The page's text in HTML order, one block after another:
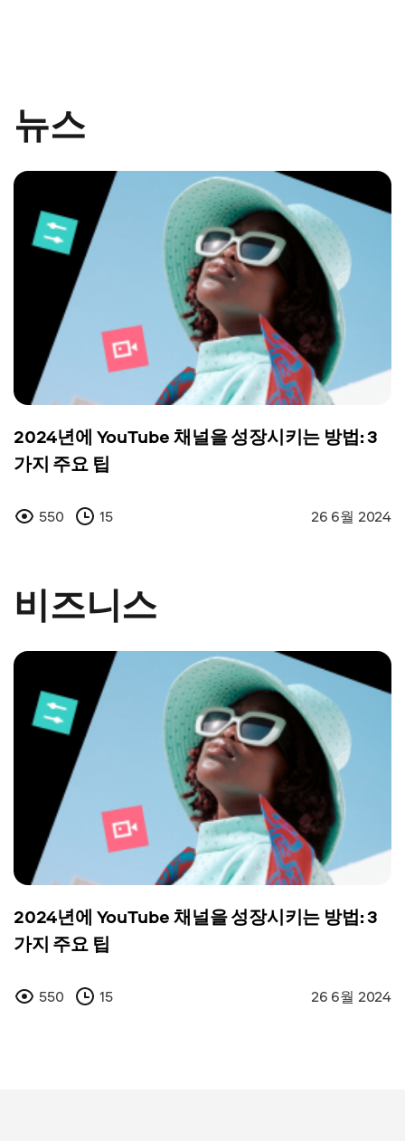
뉴스
2024년에 YouTube 채널을 성장시키는 방법: 3
가지 주요 팁
550 15 26 6월 2024
비즈니스
2024년에 YouTube 채널을 성장시키는 방법: 3
가지 주요 팁
550 15 26 6월 2024